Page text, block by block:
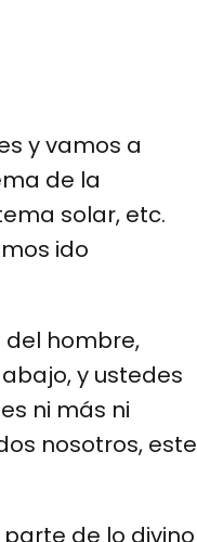
y vamos a
de la
solar, etc.
ido
del hombre,
y ustedes
ni más ni
nosotros, este
de lo divino